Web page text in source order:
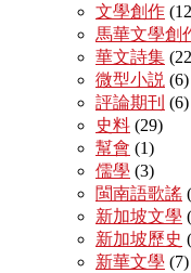
文學創作
馬華文學創
華文詩集
微型小説 (6)
評論期刊 (6)
史料 (29)
幫會 (1)
儒學 (3)
閩南語歌謠
新加坡文學
新加坡歷史
新華文學 (7)